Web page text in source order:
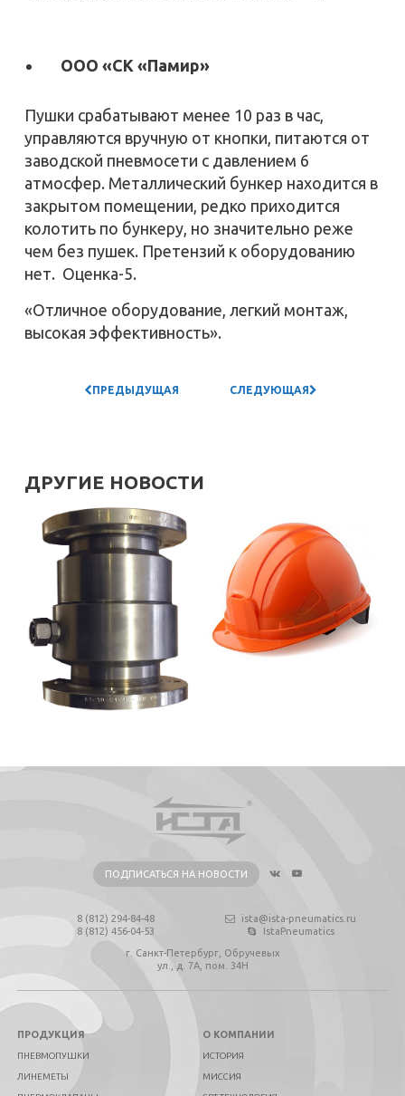
ООО «СК «Памир»
Пушки срабатывают менее 10 раз в час,
управляются вручную от кнопки, питаются от
заводской пневмосети с давлением 6
атмосфер. Металлический бункер находится в
закрытом помещении, редко приходится
колотить по бункеру, но значительно реже
чем без пушек. Претензий к оборудованию
нет. Оценка-5.
«Отличное оборудование, легкий монтаж,
высокая эффективность».
ПРЕДЫДУЩАЯ СЛЕДУЮЩАЯ
ДРУГИЕ НОВОСТИ
ПОДПИСАТЬСЯ НА НОВОСТИ
8 (812) 294-84-48
8 (812) 456-04-53
ista@ista-pneumatics.ru
IstaPneumatics
г. Санкт-Петербург, Обручевых
ул., д. 7А, пом. 34Н
ПРОДУКЦИЯ
ПНЕВМОПУШКИ
ЛИНЕМЕТЫ
О КОМПАНИИ
ИСТОРИЯ
МИССИЯ